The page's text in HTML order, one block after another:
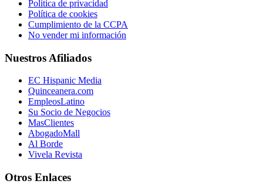
Política de privacidad
Política de cookies
Cumplimiento de la CCPA
No vender mi información
Nuestros Afiliados
EC Hispanic Media
Quinceanera.com
EmpleosLatino
Su Socio de Negocios
MasClientes
AbogadoMall
Al Borde
Vivela Revista
Otros Enlaces